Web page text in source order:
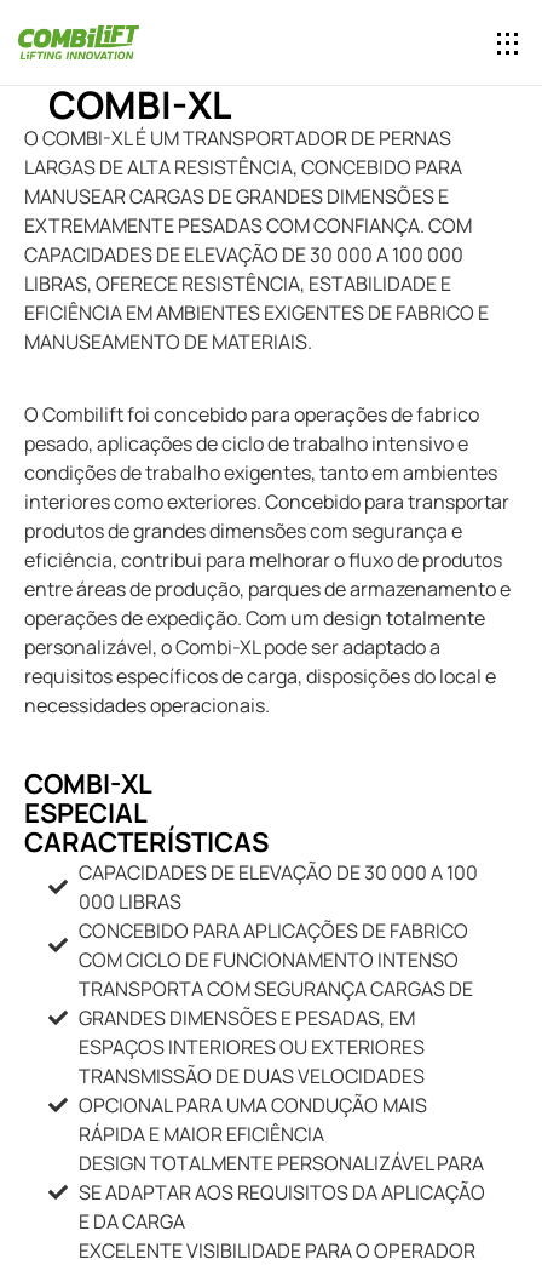
COMBI-XL
O COMBI-XL É UM TRANSPORTADOR DE PERNAS
LARGAS DE ALTA RESISTÊNCIA, CONCEBIDO PARA
MANUSEAR CARGAS DE GRANDES DIMENSÕES E
EXTREMAMENTE PESADAS COM CONFIANÇA. COM
CAPACIDADES DE ELEVAÇÃO DE 30 000 A 100 000
LIBRAS, OFERECE RESISTÊNCIA, ESTABILIDADE E
EFICIÊNCIA EM AMBIENTES EXIGENTES DE FABRICO E
MANUSEAMENTO DE MATERIAIS.
O Combilift foi concebido para operações de fabrico
pesado, aplicações de ciclo de trabalho intensivo e
condições de trabalho exigentes, tanto em ambientes
interiores como exteriores. Concebido para transportar
produtos de grandes dimensões com segurança e
eficiência, contribui para melhorar o fluxo de produtos
entre áreas de produção, parques de armazenamento e
operações de expedição. Com um design totalmente
personalizável, o Combi-XL pode ser adaptado a
requisitos específicos de carga, disposições do local e
necessidades operacionais.
COMBI-XL
ESPECIAL
CARACTERÍSTICAS
CAPACIDADES DE ELEVAÇÃO DE 30 000 A 100
000 LIBRAS
CONCEBIDO PARA APLICAÇÕES DE FABRICO
COM CICLO DE FUNCIONAMENTO INTENSO
TRANSPORTA COM SEGURANÇA CARGAS DE
GRANDES DIMENSÕES E PESADAS, EM
ESPAÇOS INTERIORES OU EXTERIORES
TRANSMISSÃO DE DUAS VELOCIDADES
OPCIONAL PARA UMA CONDUÇÃO MAIS
RÁPIDA E MAIOR EFICIÊNCIA
DESIGN TOTALMENTE PERSONALIZÁVEL PARA
SE ADAPTAR AOS REQUISITOS DA APLICAÇÃO
E DA CARGA
EXCELENTE VISIBILIDADE PARA O OPERADOR